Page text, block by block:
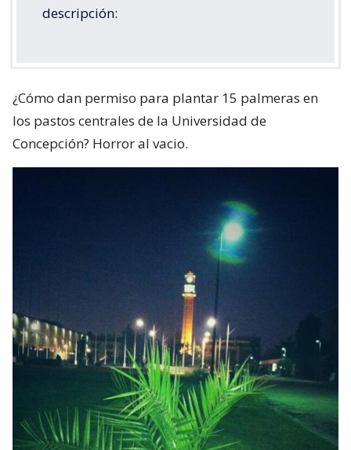
descripción:
¿Cómo dan permiso para plantar 15 palmeras en
los pastos centrales de la Universidad de
Concepción? Horror al vacio.